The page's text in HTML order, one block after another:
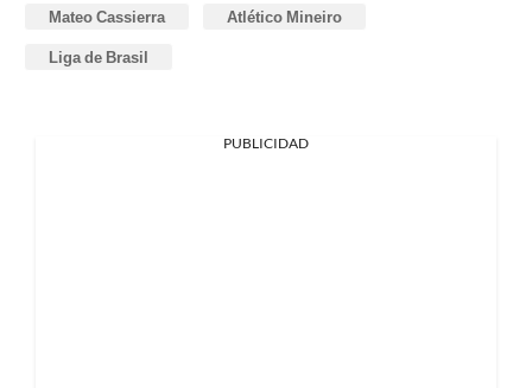
Mateo Cassierra Atlético Mineiro
Liga de Brasil
PUBLICIDAD